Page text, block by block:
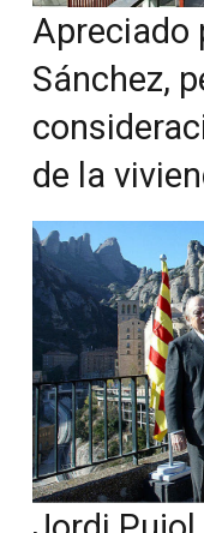
Apreciado
Sánchez,
de la